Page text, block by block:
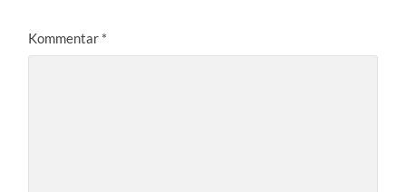
Kommentar *